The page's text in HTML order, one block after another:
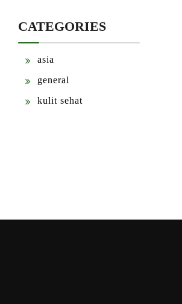
CATEGORIES
asia
general
kulit sehat